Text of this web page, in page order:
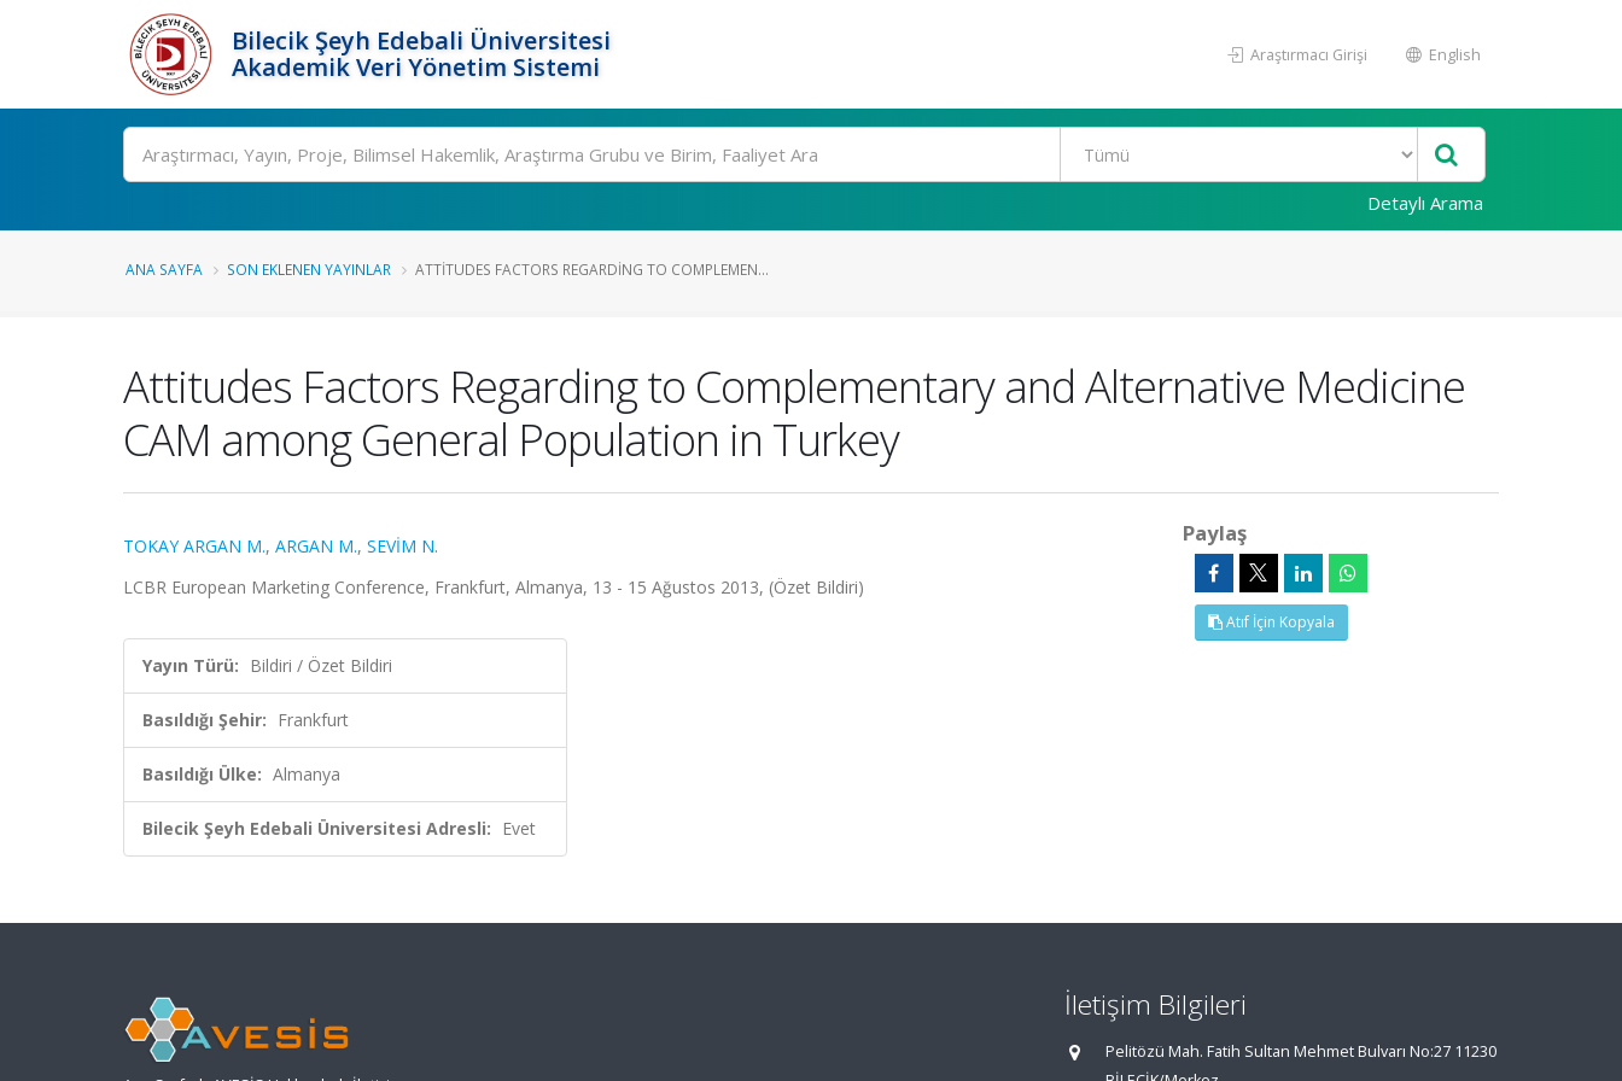
Bilecik Şeyh Edebali Üniversitesi
Akademik Veri Yönetim Sistemi
Araştırmacı Girişi English
Ara
Detaylı Arama
ANA SAYFA SON EKLENEN YAYINLAR ATTITUDES FACTORS REGARDING TO COMPLEMEN...
Attitudes Factors Regarding to Complementary and Alternative Medicine
CAM among General Population in Turkey
TOKAY ARGAN M., ARGAN M., SEVİM N.
LCBR European Marketing Conference, Frankfurt, Almanya, 13 - 15 Ağustos 2013, (Özet Bildiri)
Yayın Türü: Bildiri / Özet Bildiri
Basıldığı Şehir: Frankfurt
Basıldığı Ülke: Almanya
Bilecik Şeyh Edebali Üniversitesi Adresli: Evet
Paylaş
Atıf İçin Kopyala
İletişim Bilgileri
Pelitözü Mah. Fatih Sultan Mehmet Bulvarı No:27 11230